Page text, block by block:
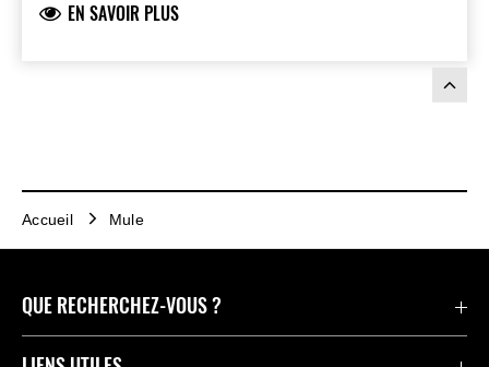
EN SAVOIR PLUS
Accueil Mule
QUE RECHERCHEZ-VOUS ?
Motos